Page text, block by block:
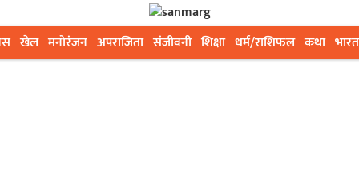
खेल मनोरंजन अपराजिता संजीवनी शिक्षा धर्म/राशिफल कथा भारत